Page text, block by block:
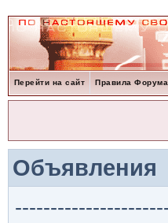
Перейти на сайт Правила Форума
Объявления